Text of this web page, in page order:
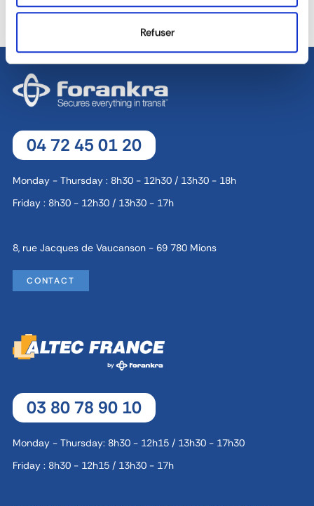
Refuser
YOUR SERVICE
DEDICATED SALES TEAM
04 72 45 01 20
Monday - Thursday : 8h30 - 12h30 / 13h30 - 18h
Friday : 8h30 - 12h30 / 13h30 - 17h
8, rue Jacques de Vaucanson - 69 780 Mions
CONTACT
03 80 78 90 10
Monday - Thursday: 8h30 - 12h15 / 13h30 - 17h30
Friday : 8h30 - 12h15 / 13h30 - 17h